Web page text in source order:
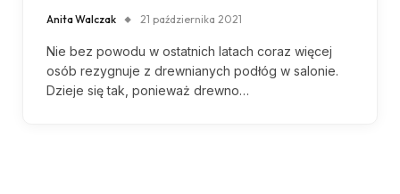
Anita Walczak 21 października 2021
Nie bez powodu w ostatnich latach coraz więcej
osób rezygnuje z drewnianych podłóg w salonie.
Dzieje się tak, ponieważ drewno…